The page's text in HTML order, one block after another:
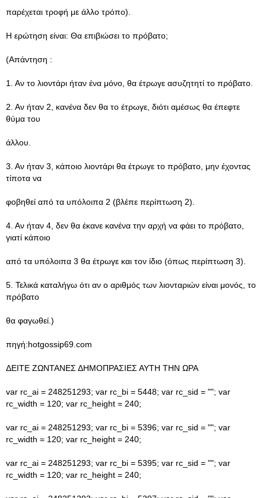
παρέχεται τροφή με άλλο τρόπο).
Η ερώτηση είναι: Θα επιβιώσει το πρόβατο;
(Απάντηση :
1. Αν το λιοντάρι ήταν ένα μόνο, θα έτρωγε ασυζητητί το πρόβατο.
2. Αν ήταν 2, κανένα δεν θα το έτρωγε, διότι αμέσως θα έπεφτε
θύμα του
άλλου.
3. Αν ήταν 3, κάποιο λιοντάρι θα έτρωγε το πρόβατο, μην έχοντας
τίποτα να
φοβηθεί από τα υπόλοιπα 2 (βλέπε περίπτωση 2).
4. Αν ήταν 4, δεν θα έκανε κανένα την αρχή να φάει το πρόβατο,
γιατί κάποιο
από τα υπόλοιπα 3 θα έτρωγε και τον ίδιο (όπως περίπτωση 3).
5. Τελικά καταλήγω ότι αν ο αριθμός των λιονταριών είναι μονός, το
πρόβατο
θα φαγωθεί.)
πηγή:hotgossip69.com
ΔΕΙΤΕ ΖΩΝΤΑΝΕΣ ΔΗΜΟΠΡΑΣΙΕΣ ΑΥΤΗ ΤΗΝ ΩΡΑ
var rc_ai = 248251293; var rc_bi = 5448; var rc_sid = ""; var
rc_width = 120; var rc_height = 240;
var rc_ai = 248251293; var rc_bi = 5396; var rc_sid = ""; var
rc_width = 120; var rc_height = 240;
var rc_ai = 248251293; var rc_bi = 5395; var rc_sid = ""; var
rc_width = 120; var rc_height = 240;